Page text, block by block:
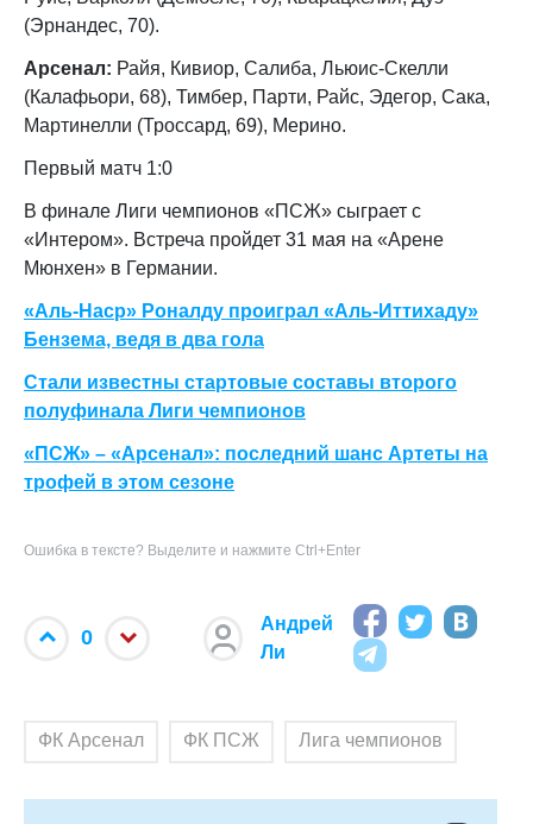
(Эрнандес, 70).
Арсенал: Райя, Кивиор, Салиба, Льюис-Скелли
(Калафьори, 68), Тимбер, Парти, Райс, Эдегор, Сака,
Мартинелли (Троссард, 69), Мерино.
Первый матч 1:0
В финале Лиги чемпионов «ПСЖ» сыграет с
«Интером». Встреча пройдет 31 мая на «Арене
Мюнхен» в Германии.
«Аль-Наср» Роналду проиграл «Аль-Иттихаду»
Бензема, ведя в два гола
Стали известны стартовые составы второго
полуфинала Лиги чемпионов
«ПСЖ» – «Арсенал»: последний шанс Артеты на
трофей в этом сезоне
Ошибка в тексте? Выделите и нажмите Ctrl+Enter
0
Андрей
Ли
ФК Арсенал ФК ПСЖ Лига чемпионов